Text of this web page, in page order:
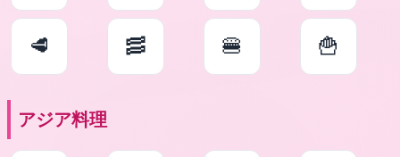
🥩 🥓 🍔 🍟
アジア料理